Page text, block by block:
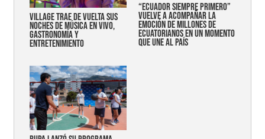
Village trae de vuelta sus
noches de música en vivo,
gastronomía y
entretenimiento
“Ecuador siempre primero”
vuelve a acompañar la
emoción de millones de
ecuatorianos en un momento
que une al país